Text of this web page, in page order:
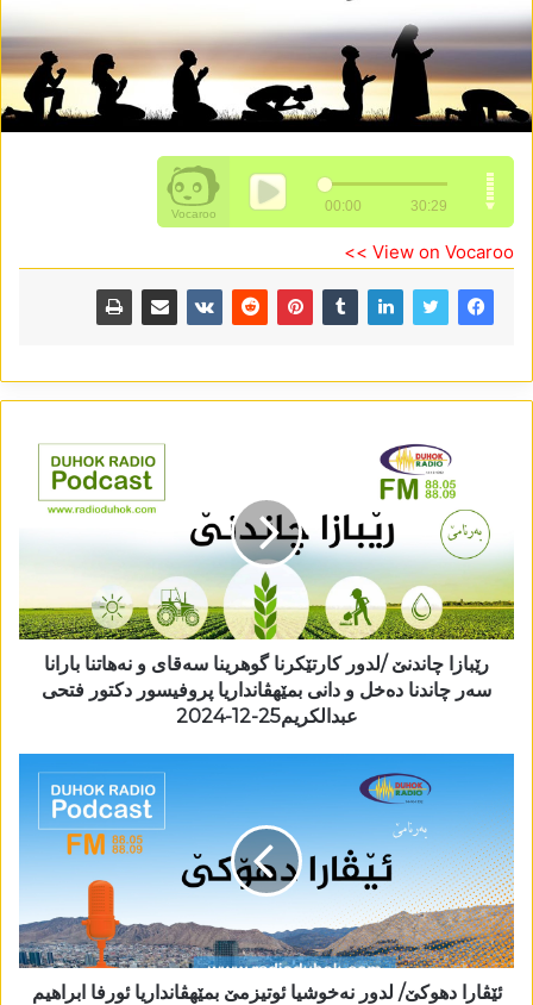
View on Vocaroo >>
رێبازا چاندنێ /لدور کارتێکرنا گوھرینا سەقای و نەھاتنا بارانا
سەر چاندنا دەخل و دانی بمێھڤانداریا پروفیسور دکتور فتحی
عبدالکریم25-12-2024
ئێڤارا دھوکێ/ لدور نەخوشیا ئوتیزمێ بمێھڤانداریا ئورفا ابراھیم